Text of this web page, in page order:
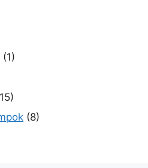
(1)
(8)